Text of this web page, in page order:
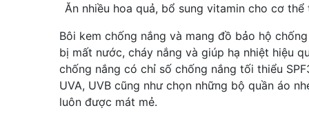
Ăn nhiều hoa quả, bổ sung vitamin cho cơ thể
Bôi kem chống nắng và mang đồ bảo hộ
bị mất nước, cháy nắng và giúp hạ nhiệt hiệu
chống nắng có chỉ số chống nắng tối thiểu
UVA, UVB cũng như chọn những bộ quần áo
luôn được mát mẻ.